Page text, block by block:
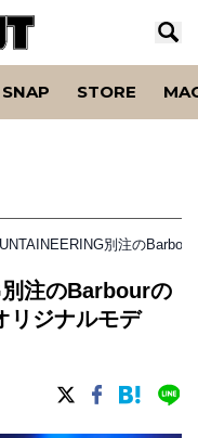
SNAP STORE
別注の
注のBarbourの
リジナルモデ